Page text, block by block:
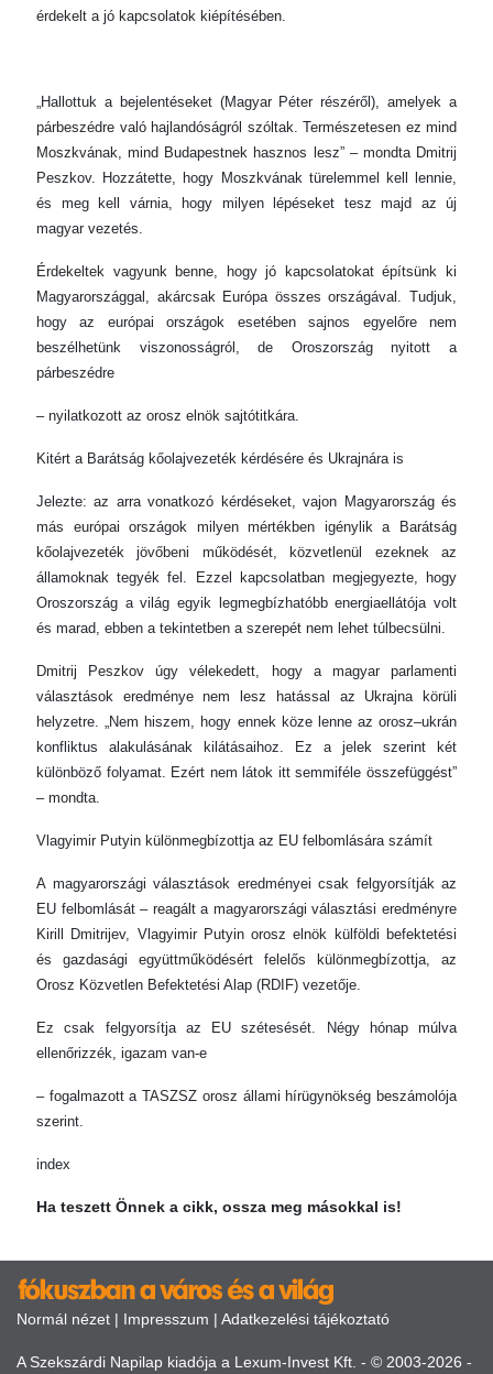
érdekelt a jó kapcsolatok kiépítésében.
„Hallottuk a bejelentéseket (Magyar Péter részéről), amelyek a
párbeszédre való hajlandóságról szóltak. Természetesen ez mind
Moszkvának, mind Budapestnek hasznos lesz” – mondta Dmitrij
Peszkov. Hozzátette, hogy Moszkvának türelemmel kell lennie,
és meg kell várnia, hogy milyen lépéseket tesz majd az új
magyar vezetés.
Érdekeltek vagyunk benne, hogy jó kapcsolatokat építsünk ki
Magyarországgal, akárcsak Európa összes országával. Tudjuk,
hogy az európai országok esetében sajnos egyelőre nem
beszélhetünk viszonosságról, de Oroszország nyitott a
párbeszédre
– nyilatkozott az orosz elnök sajtótitkára.
Kitért a Barátság kőolajvezeték kérdésére és Ukrajnára is
Jelezte: az arra vonatkozó kérdéseket, vajon Magyarország és
más európai országok milyen mértékben igénylik a Barátság
kőolajvezeték jövőbeni működését, közvetlenül ezeknek az
államoknak tegyék fel. Ezzel kapcsolatban megjegyezte, hogy
Oroszország a világ egyik legmegbízhatóbb energiaellátója volt
és marad, ebben a tekintetben a szerepét nem lehet túlbecsülni.
Dmitrij Peszkov úgy vélekedett, hogy a magyar parlamenti
választások eredménye nem lesz hatással az Ukrajna körüli
helyzetre. „Nem hiszem, hogy ennek köze lenne az orosz–ukrán
konfliktus alakulásának kilátásaihoz. Ez a jelek szerint két
különböző folyamat. Ezért nem látok itt semmiféle összefüggést”
– mondta.
Vlagyimir Putyin különmegbízottja az EU felbomlására számít
A magyarországi választások eredményei csak felgyorsítják az
EU felbomlását – reagált a magyarországi választási eredményre
Kirill Dmitrijev, Vlagyimir Putyin orosz elnök külföldi befektetési
és gazdasági együttműködésért felelős különmegbízottja, az
Orosz Közvetlen Befektetési Alap (RDIF) vezetője.
Ez csak felgyorsítja az EU szétesését. Négy hónap múlva
ellenőrizzék, igazam van-e
– fogalmazott a TASZSZ orosz állami hírügynökség beszámolója
szerint.
index
Ha teszett Önnek a cikk, ossza meg másokkal is!
Normál nézet | Impresszum | Adatkezelési tájékoztató
A Szekszárdi Napilap kiadója a Lexum-Invest Kft. - © 2003-2026 -